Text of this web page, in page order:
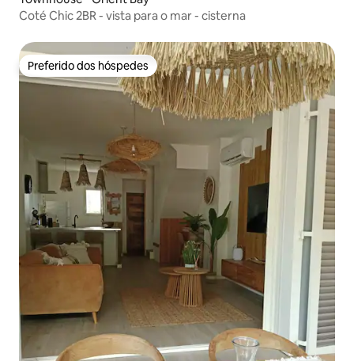
Coté Chic 2BR - vista para o mar - cisterna
Preferido dos hóspedes
Preferido dos hóspedes